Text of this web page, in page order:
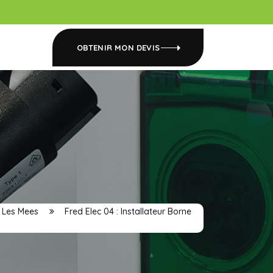
OBTENIR MON DEVIS
Les Mees Fred Elec 04 : Installateur Borne